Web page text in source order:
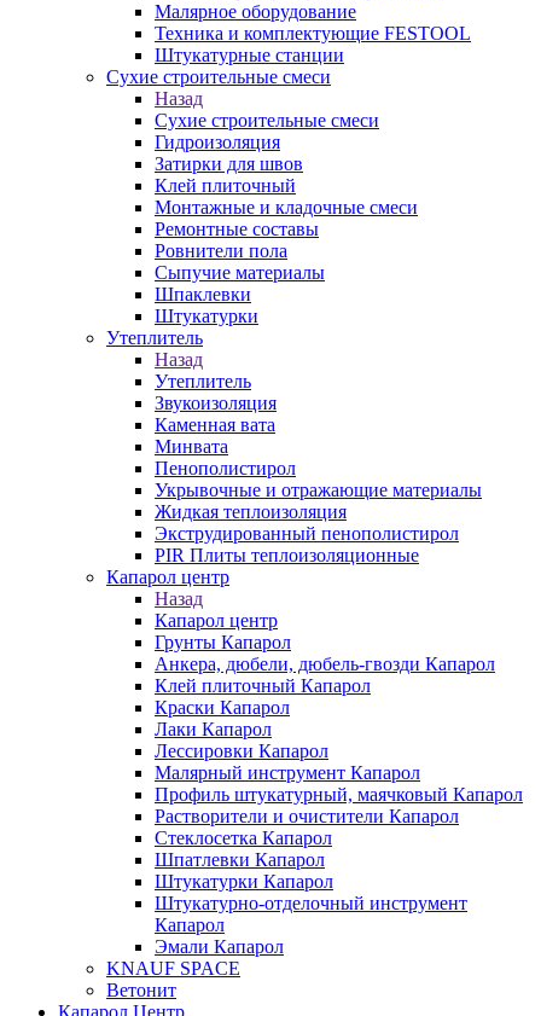
Малярное оборудование
Техника и комплектующие FESTOOL
Штукатурные станции
Сухие строительные смеси
Назад
Сухие строительные смеси
Гидроизоляция
Затирки для швов
Клей плиточный
Монтажные и кладочные смеси
Ремонтные составы
Ровнители пола
Сыпучие материалы
Шпаклевки
Штукатурки
Утеплитель
Назад
Утеплитель
Звукоизоляция
Каменная вата
Минвата
Пенополистирол
Укрывочные и отражающие материалы
Жидкая теплоизоляция
Экструдированный пенополистирол
PIR Плиты теплоизоляционные
Капарол центр
Назад
Капарол центр
Грунты Капарол
Анкера, дюбели, дюбель-гвозди Капарол
Клей плиточный Капарол
Краски Капарол
Лаки Капарол
Лессировки Капарол
Малярный инструмент Капарол
Профиль штукатурный, маячковый Капарол
Растворители и очистители Капарол
Cтеклосетка Капарол
Шпатлевки Капарол
Штукатурки Капарол
Штукатурно-отделочный инструмент
Капарол
Эмали Капарол
KNAUF SPACE
Ветонит
Капарол Центр